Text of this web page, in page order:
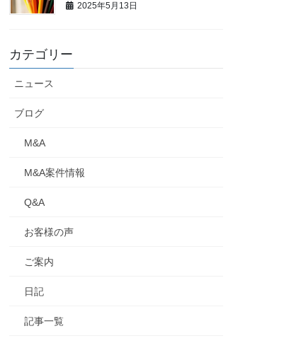
2025年5月13日
カテゴリー
ニュース
ブログ
M&A
M&A案件情報
Q&A
お客様の声
ご案内
日記
記事一覧